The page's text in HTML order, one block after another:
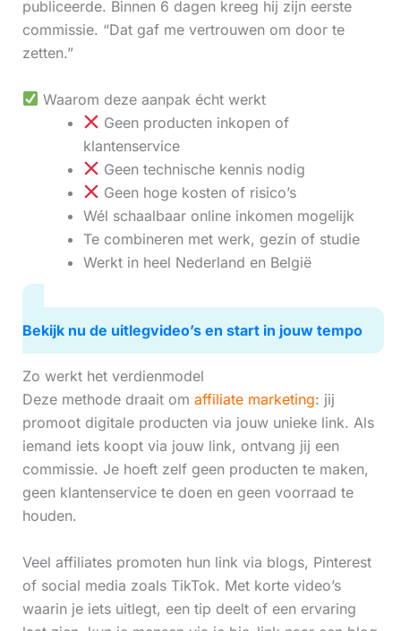
publiceerde. Binnen 6 dagen kreeg hij zijn eerste
commissie. “Dat gaf me vertrouwen om door te
zetten.”
Waarom deze aanpak écht werkt
Geen producten inkopen of
klantenservice
Geen technische kennis nodig
Geen hoge kosten of risico’s
Wél schaalbaar online inkomen mogelijk
Te combineren met werk, gezin of studie
Werkt in heel Nederland en België
Bekijk nu de uitlegvideo’s en start in jouw tempo
Zo werkt het verdienmodel
Deze methode draait om affiliate marketing: jij
promoot digitale producten via jouw unieke link. Als
iemand iets koopt via jouw link, ontvang jij een
commissie. Je hoeft zelf geen producten te maken,
geen klantenservice te doen en geen voorraad te
houden.
Veel affiliates promoten hun link via blogs, Pinterest
of social media zoals TikTok. Met korte video’s
waarin je iets uitlegt, een tip deelt of een ervaring